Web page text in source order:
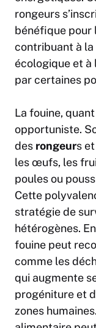
rongeurs
bénéfique pour
contribuant à
écologique et
par certaines
La fouine,
opportuniste.
des rongeurs
les œufs, les
poules ou
Cette
stratégie de
hétérogènes.
fouine peut
comme les
qui augmente
progéniture et
zones